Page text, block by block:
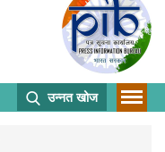
उन्नत खोज